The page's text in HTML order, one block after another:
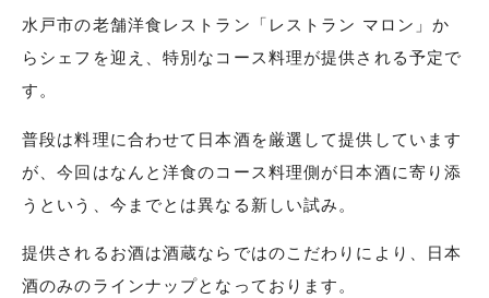
水戸市の老舗洋食レストラン「レストラン マロン」か
らシェフを迎え、特別なコース料理が提供される予定で
す。
普段は料理に合わせて日本酒を厳選して提供しています
が、今回はなんと洋食のコース料理側が日本酒に寄り添
うという、今までとは異なる新しい試み。
提供されるお酒は酒蔵ならではのこだわりにより、日本
酒のみのラインナップとなっております。